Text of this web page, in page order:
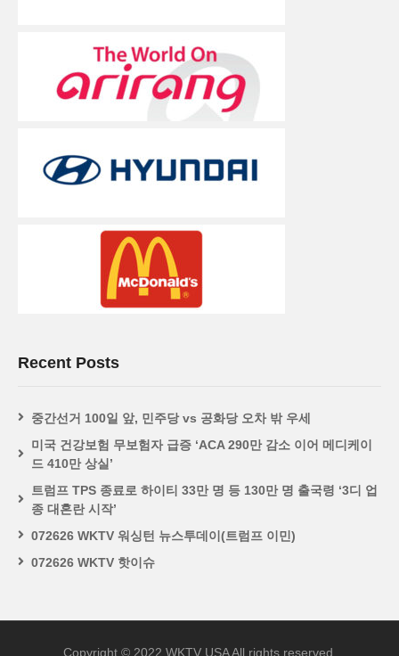
Recent Posts
중간선거 100일 앞, 민주당 vs 공화당 오차 밖 우세
미국 건강보험 무보험자 급증 ‘ACA 290만 감소 이어 메디케이
드 410만 상실’
트럼프 TPS 종료로 하이티 33만 명 등 130만 명 출국령 ‘3디 업
종 대혼란 시작’
072626 WKTV 워싱턴 뉴스투데이(트럼프 이민)
072626 WKTV 핫이슈
Copyright © 2022 WKTV USA All rights reserved.